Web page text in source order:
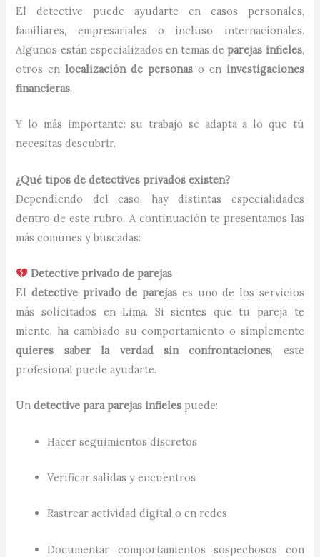
El detective puede ayudarte en casos personales,
familiares, empresariales o incluso internacionales.
Algunos están especializados en temas de parejas infieles,
otros enlocalización de personaso en investigaciones
financieras.
Y lo más importante: su trabajo se adapta a lo que tú
necesitas descubrir.
¿Qué tipos de detectives privados existen?
Dependiendo del caso, hay distintas especialidades
dentro de este rubro. A continuación te presentamos las
más comunes y buscadas:
Detective privado de parejas
Eldetective privado de parejas es uno de los servicios
más solicitados en Lima. Si sientes que tu pareja te
miente, ha cambiado su comportamiento o simplemente
quieres saber la verdad sin confrontaciones, este
profesional puede ayudarte.
Undetective para parejas infieles puede:
Hacer seguimientos discretos
Verificar salidas y encuentros
Rastrear actividad digital o en redes
Documentar comportamientos sospechosos con